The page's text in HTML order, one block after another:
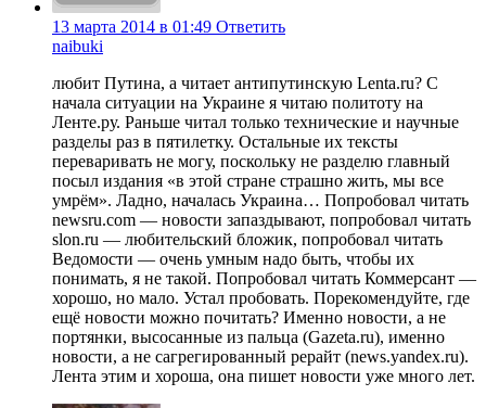
13 марта 2014 в 01:49 Ответить
naibuki
любит Путина, а читает антипутинскую Lenta.ru? С
начала ситуации на Украине я читаю политоту на
Ленте.ру. Раньше читал только технические и научные
разделы раз в пятилетку. Остальные их тексты
переваривать не могу, поскольку не разделю главный
посыл издания «в этой стране страшно жить, мы все
умрём». Ладно, началась Украина… Попробовал читать
newsru.com — новости запаздывают, попробовал читать
slon.ru — любительский бложик, попробовал читать
Ведомости — очень умным надо быть, чтобы их
понимать, я не такой. Попробовал читать Коммерсант —
хорошо, но мало. Устал пробовать. Порекомендуйте, где
ещё новости можно почитать? Именно новости, а не
портянки, высосанные из пальца (Gazeta.ru), именно
новости, а не сагрегированный рерайт (news.yandex.ru).
Лента этим и хороша, она пишет новости уже много лет.